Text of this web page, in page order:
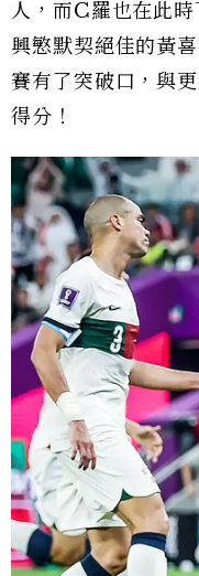
人，而C羅也在此
興慜默契絕佳的黃
賽有了突破口，與
得分！